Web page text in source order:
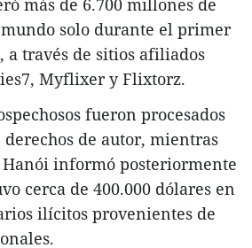
solo durante el primer
a través de sitios afiliados
Myflixer y Flixtorz.
fueron procesados
de autor, mientras
informó posteriormente
cerca de 400.000 dólares en
ilícitos provenientes de